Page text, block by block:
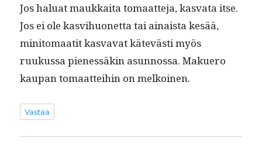
Jos halu­at maukkai­ta tomaat­te­ja, kas­va­ta itse.
Jos ei ole kasvi­huonet­ta tai ainaista kesää,
minit­o­maatit kas­va­vat kätevästi myös
ruukus­sa pienessäkin asun­nos­sa. Makuero
kau­pan tomaat­tei­hin on melkoinen.
Vastaa